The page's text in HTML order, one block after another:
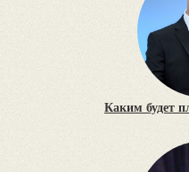
Каким будет